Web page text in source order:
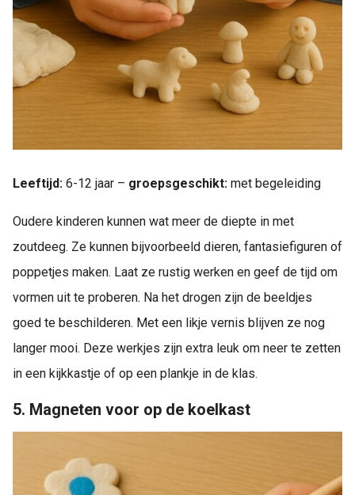
Leeftijd: 6-12 jaar – groepsgeschikt: met begeleiding
Oudere kinderen kunnen wat meer de diepte in met
zoutdeeg. Ze kunnen bijvoorbeeld dieren, fantasiefiguren of
poppetjes maken. Laat ze rustig werken en geef de tijd om
vormen uit te proberen. Na het drogen zijn de beeldjes
goed te beschilderen. Met een likje vernis blijven ze nog
langer mooi. Deze werkjes zijn extra leuk om neer te zetten
in een kijkkastje of op een plankje in de klas.
5. Magneten voor op de koelkast